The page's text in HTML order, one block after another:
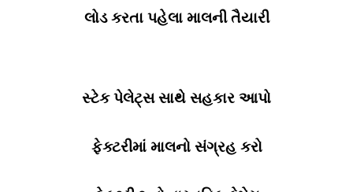
લોડ કરતા પહેલા માલની તૈયારી
સ્ટેક પેલેટ્સ સાથે સહકાર આપો
ફેક્ટરીમાં માલનો સંગ્રહ કરો